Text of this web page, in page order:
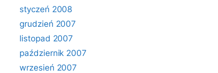
styczeń 2008
grudzień 2007
listopad 2007
październik 2007
wrzesień 2007